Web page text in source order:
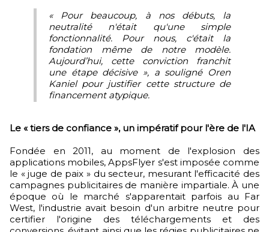
« Pour beaucoup, à nos débuts, la
neutralité n'était qu'une simple
fonctionnalité. Pour nous, c'était la
fondation même de notre modèle.
Aujourd’hui, cette conviction franchit
une étape décisive », a souligné Oren
Kaniel pour justifier cette structure de
financement atypique.
Le « tiers de confiance », un impératif pour l'ère de l'IA
Fondée en 2011, au moment de l'explosion des
applications mobiles, AppsFlyer s'est imposée comme
le « juge de paix » du secteur, mesurant l'efficacité des
campagnes publicitaires de manière impartiale. À une
époque où le marché s'apparentait parfois au Far
West, l'industrie avait besoin d'un arbitre neutre pour
certifier l'origine des téléchargements et des